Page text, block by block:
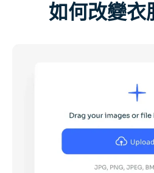
人工智慧替換器
髮型更換器
如何改變衣